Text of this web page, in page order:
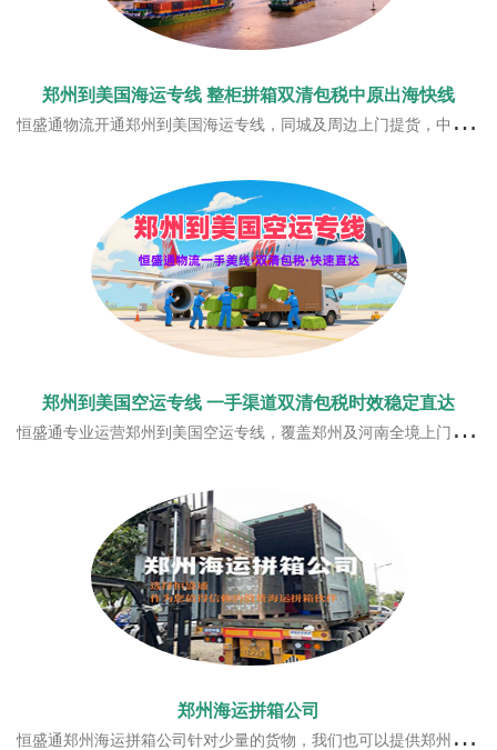
郑州到美国海运专线 整柜拼箱双清包税中原出海快线
恒盛通物流开通郑州到美国海运专线，同城及周边上门提货，中转衔接高效，船期稳定仓位充足，覆盖美西美中美东全境。一站式双清包税门到门，运价亲民时效平稳，满足中原地区工厂、电商货品出海运输需求。
郑州到美国空运专线 一手渠道双清包税时效稳定直达
恒盛通专业运营郑州到美国空运专线，覆盖郑州及河南全境上门揽货，直飞航线仓位充足，淡旺季出货不排仓，承接普货、带电等合规货品，一站式双清包税门到门服务，分区派送时效快，满足中原地区外贸与跨境电商赴美发货需求。
郑州海运拼箱公司
恒盛通郑州海运拼箱公司针对少量的货物，我们也可以提供郑州海运拼箱的服务，覆盖全球多个航线。一站式拼箱服务，先办理后收费，高效快捷，信得过拥有多年海运海运拼箱经验，为客户提供高质量的服务方案。郑州散货海运拼箱介绍01.丰富拼箱线路可提供包括中国-日韩，中国-欧美等在内的多条线路的拼箱服务，满足不同用户的需求